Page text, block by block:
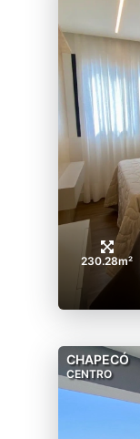
230.28m²
CHAPECÓ
CENTRO